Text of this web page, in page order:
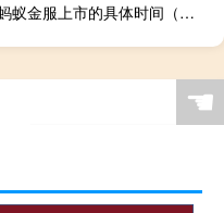
蚂蚁金服上市的具体时间（马云给出了蚂蚁金服上市的时间表,支付宝上市时间）
☚